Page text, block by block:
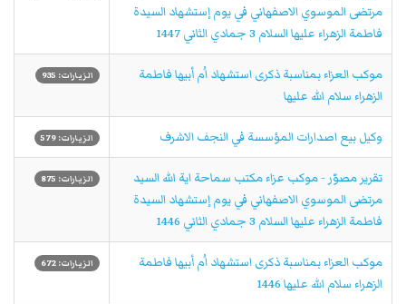
مرتضى الموسوي الاصفهاني في يوم إستشهاد السيدة
فاطمة الزهراء عليها السلام 3 جمادي الثاني 1447
موكب العزاء بمناسبة ذكرى استشهاد اُم أبيها فاطمة
الزهراء سلام الله عليها
الزيارات: 935
وکیل بيع اصدارات المؤسسة في النجف الاشرف الزيارات: 579
تقرير مصوّر - موكب عزاء مکتب سماحة اية الله السيد
مرتضى الموسوي الاصفهاني في يوم إستشهاد السيدة
فاطمة الزهراء عليها السلام 3 جمادي الثاني 1446
الزيارات: 875
موكب العزاء بمناسبة ذكرى استشهاد اُم أبيها فاطمة
الزهراء سلام الله عليها 1446
الزيارات: 672